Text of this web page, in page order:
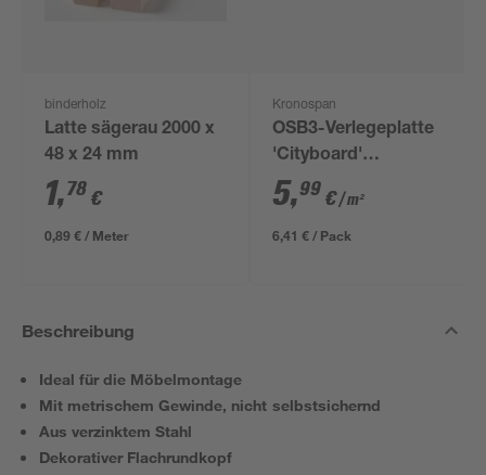
binderholz
Latte sägerau 2000 x
48 x 24 mm
1,78 €
0,89 € / Meter
Kronospan
OSB3-Verlegeplatte
'Cityboard'
ungeschliffen 1690 x
634 x 12 mm
5,99 €/ m²
6,41 € / Pack
Beschreibung
Ideal für die Möbelmontage
Mit metrischem Gewinde, nicht selbstsichernd
Aus verzinktem Stahl
Dekorativer Flachrundkopf